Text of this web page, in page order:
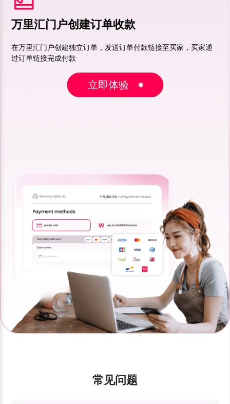
万里汇门户创建订单收款
在万里汇门户创建独立订单，发送订单付款链接至买家，买家通
过订单链接完成付款
立即体验
常见问题